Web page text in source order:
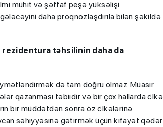
mühit və şəffaf peşə yüksəlişi
daha proqnozlaşdırıla bilən şəkildə
təhsilinin daha da
də tam doğru olmaz. Müasir
qazanması təbiidir və bir çox hallarda ölkə
bir müddətdən sonra öz ölkələrinə
səhiyyəsinə gətirmək üçün kifayət qədər